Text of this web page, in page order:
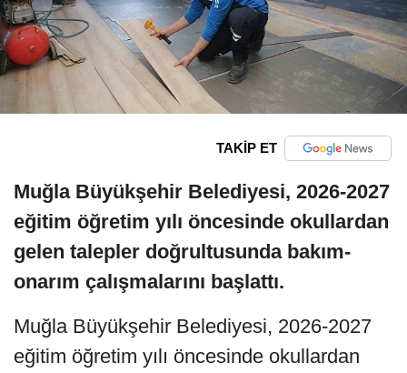
TAKİP ET
Muğla Büyükşehir Belediyesi, 2026-2027
eğitim öğretim yılı öncesinde okullardan
gelen talepler doğrultusunda bakım-
onarım çalışmalarını başlattı.
Muğla Büyükşehir Belediyesi, 2026-2027
eğitim öğretim yılı öncesinde okullardan